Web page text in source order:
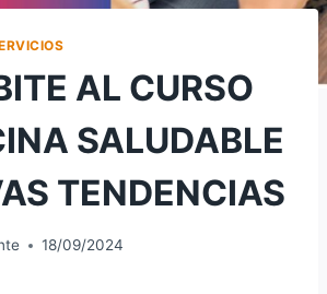
AL CURSO
SALUDABLE
TENDENCIAS
18/09/2024